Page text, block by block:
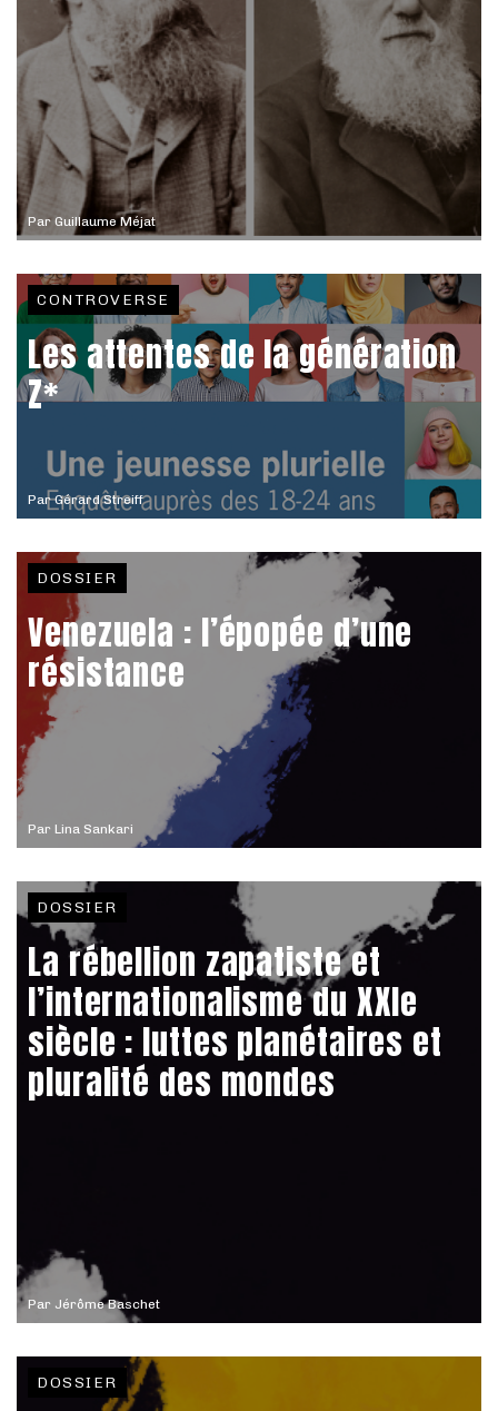
Par Guillaume Méjat
ParGérard Streiff
CONTROVERSE
Les attentes de la génération
Z*
Par Lina Sankari
DOSSIER
Venezuela : l’épopée d’une
résistance
Par Jérôme Baschet
DOSSIER
La rébellion zapatiste et
l’internationalisme du XXIe
siècle : luttes planétaires et
pluralité des mondes
DOSSIER